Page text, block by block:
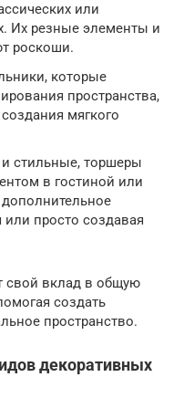
или
Их резные элементы и
роскоши.
которые
пространства,
мягкого
стильные, торшеры
в гостиной или
просто создавая
свой вклад в общую
создать
пространство.
декоративных